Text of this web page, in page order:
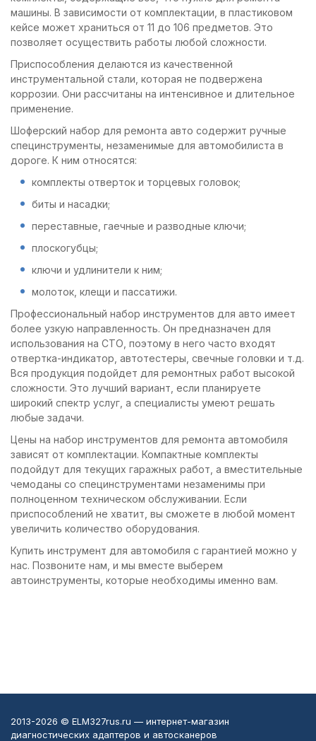
Рекомендую всем
мастерам!
машины. В зависимости от комплектации, в пластиковом
кейсе может храниться от 11 до 106 предметов. Это
позволяет осуществить работы любой сложности.
Приспособления делаются из качественной
инструментальной стали, которая не подвержена
коррозии. Они рассчитаны на интенсивное и длительное
применение.
Шоферский набор для ремонта авто содержит ручные
специнструменты, незаменимые для автомобилиста в
дороге. К ним относятся:
комплекты отверток и торцевых головок;
биты и насадки;
переставные, гаечные и разводные ключи;
плоскогубцы;
ключи и удлинители к ним;
молоток, клещи и пассатижи.
Профессиональный набор инструментов для авто имеет
более узкую направленность. Он предназначен для
использования на СТО, поэтому в него часто входят
отвертка-индикатор, автотестеры, свечные головки и т.д.
Вся продукция подойдет для ремонтных работ высокой
сложности. Это лучший вариант, если планируете
широкий спектр услуг, а специалисты умеют решать
любые задачи.
Цены на набор инструментов для ремонта автомобиля
зависят от комплектации. Компактные комплекты
подойдут для текущих гаражных работ, а вместительные
чемоданы со специнструментами незаменимы при
полноценном техническом обслуживании. Если
приспособлений не хватит, вы сможете в любой момент
увеличить количество оборудования.
Купить инструмент для автомобиля с гарантией можно у
нас. Позвоните нам, и мы вместе выберем
автоинструменты, которые необходимы именно вам.
2013-2026 © ELM327rus.ru — интернет-магазин
диагностических адаптеров и автосканеров